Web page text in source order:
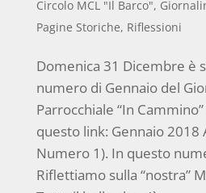
Circolo MCL "Il Barco",
Pagine Storiche, Riflessioni
Domenica 31 Dicembre è
numero di Gennaio del
Parrocchiale “In
questo link: Gennaio 2018
Numero 1). In questo
Riflettiamo sulla “nostra”